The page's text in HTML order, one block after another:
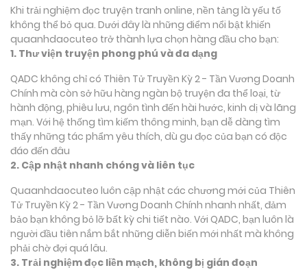
Khi trải nghiệm đọc truyện tranh online, nền tảng là yếu tố
không thể bỏ qua. Dưới đây là những điểm nổi bật khiến
quaanhdaocuteo trở thành lựa chọn hàng đầu cho bạn:
1. Thư viện truyện phong phú và đa dạng
QADC không chỉ có Thiên Tử Truyền Kỳ 2 - Tần Vương Doanh
Chính mà còn sở hữu hàng ngàn bộ truyện đa thể loại, từ
hành động, phiêu lưu, ngôn tình đến hài hước, kinh dị và lãng
mạn. Với hệ thống tìm kiếm thông minh, bạn dễ dàng tìm
thấy những tác phẩm yêu thích, dù gu đọc của bạn có độc
đáo đến đâu
2. Cập nhật nhanh chóng và liên tục
Quaanhdaocuteo luôn cập nhật các chương mới của Thiên
Tử Truyền Kỳ 2 - Tần Vương Doanh Chính nhanh nhất, đảm
bảo bạn không bỏ lỡ bất kỳ chi tiết nào. Với QADC, bạn luôn là
người đầu tiên nắm bắt những diễn biến mới nhất mà không
phải chờ đợi quá lâu.
3. Trải nghiệm đọc liền mạch, không bị gián đoạn